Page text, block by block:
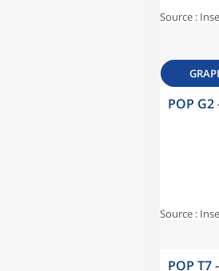
Source :
POP
Source :
POP